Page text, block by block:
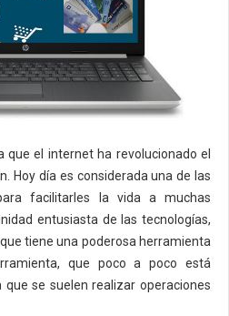
que el internet ha revolucionado el
Hoy día es considerada una de las
facilitarles la vida a muchas
entusiasta de las tecnologías,
tiene una poderosa herramienta
que poco a poco está
se suelen realizar operaciones